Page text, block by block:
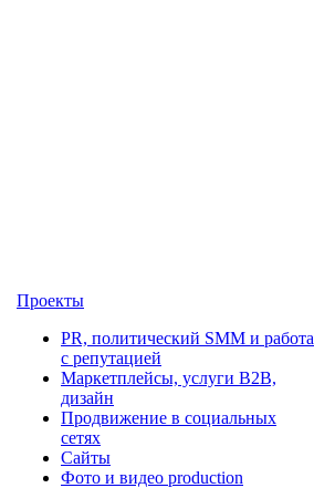
Проекты
PR, политический SMM и работа
с репутацией
Маркетплейсы, услуги B2B,
дизайн
Продвижение в социальных
сетях
Сайты
Фото и видео production